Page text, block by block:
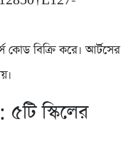
কোড বিক্রি করে। আর্টসের
স্কিলের